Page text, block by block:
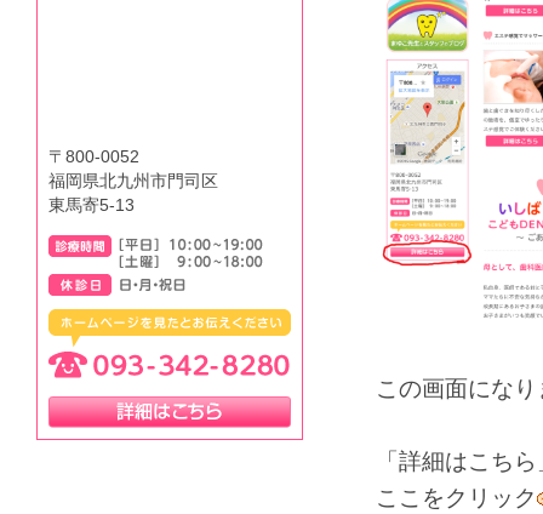
この画面になり
「詳細はこち
ここをクリック
〒800-0052
福岡県北九州市門司区
東馬寄5-13